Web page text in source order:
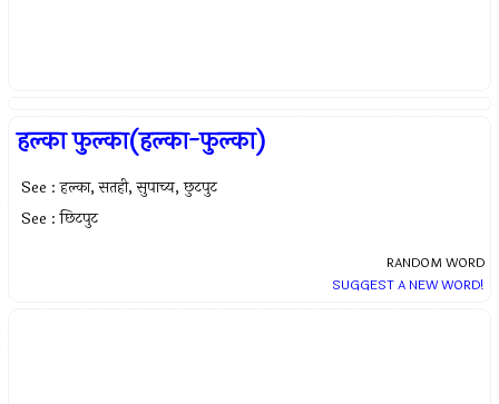
हल्का फुल्का(हल्का-फुल्का)
See : हल्का, सतही, सुपाच्य, छुटपुट
See : छिटपुट
RANDOM WORD
SUGGEST A NEW WORD!